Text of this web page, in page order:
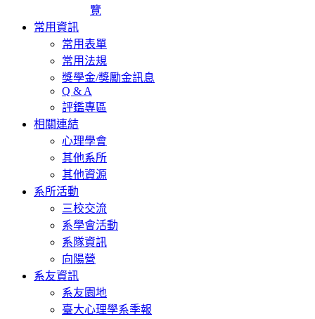
覽
常用資訊
常用表單
常用法規
獎學金/獎勵金訊息
Q & A
評鑑專區
相關連結
心理學會
其他系所
其他資源
系所活動
三校交流
系學會活動
系隊資訊
向陽營
系友資訊
系友園地
臺大心理學系季報